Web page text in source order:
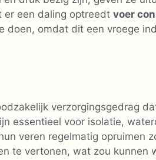
er een daling optreedt voer
doen, omdat dit een vroege
verzorgingsgedrag
essentieel voor isolatie,
veren regelmatig opruimen
te vertonen, wat zou kunnen